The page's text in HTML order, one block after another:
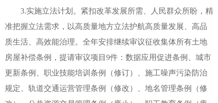
3.实施立法计划。紧扣改革发展所需、人民群众所盼，精
准把握立法需求，以高质量地方立法护航高质量发展、高品
质生活、高效能治理。全年安排继续审议征收集体所有土地
房屋补偿条例，提请审议项目9件：数据应用促进条例、城市
更新条例、职业技能培训条例（修订）、施工噪声污染防治
规定、轨道交通运营管理条例（修改）、地名管理条例（修